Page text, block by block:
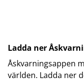
Ladda ner
Åskvarningsappen
världen. Ladda ner